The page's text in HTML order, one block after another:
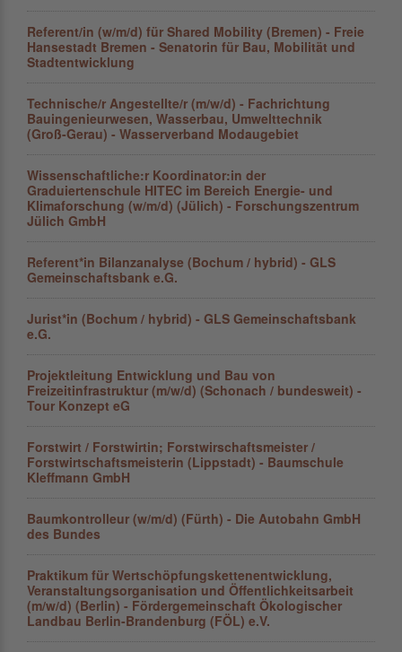
Referent/in (w/m/d) für Shared Mobility (Bremen) - Freie
Hansestadt Bremen - Senatorin für Bau, Mobilität und
Stadtentwicklung
Technische/r Angestellte/r (m/w/d) - Fachrichtung
Bauingenieurwesen, Wasserbau, Umwelttechnik
(Groß-Gerau) - Wasserverband Modaugebiet
Wissenschaftliche:r Koordinator:in der
Graduiertenschule HITEC im Bereich Energie- und
Klima­forschung (w/m/d) (Jülich) - Forschungszentrum
Jülich GmbH
Referent*in Bilanzanalyse (Bochum / hybrid) - GLS
Gemeinschaftsbank e.G.
Jurist*in (Bochum / hybrid) - GLS Gemeinschaftsbank
e.G.
Projektleitung Entwicklung und Bau von
Freizeitinfrastruktur (m/w/d) (Schonach / bundesweit) -
Tour Konzept eG
Forstwirt / Forstwirtin; Forstwirschaftsmeister /
Forstwirtschaftsmeisterin (Lippstadt) - Baumschule
Kleffmann GmbH
Baumkontrolleur (w/m/d) (Fürth) - Die Autobahn GmbH
des Bundes
Praktikum für Wertschöpfungskettenentwicklung,
Veranstaltungsorganisation und Öffentlichkeitsarbeit
(m/w/d) (Berlin) - Fördergemeinschaft Ökologischer
Landbau Berlin-Brandenburg (FÖL) e.V.